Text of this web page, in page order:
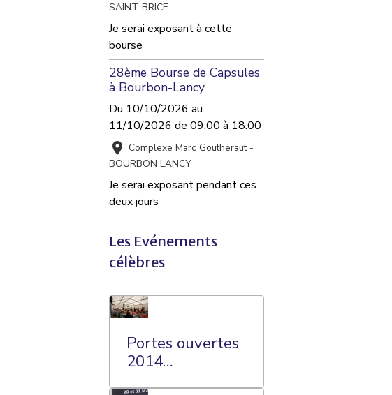
SAINT-BRICE
Je serai exposant à cette
bourse
28ème Bourse de Capsules
à Bourbon-Lancy
Du 10/10/2026 au
11/10/2026 de 09:00 à 18:00
Complexe Marc Goutheraut -
BOURBON LANCY
Je serai exposant pendant ces
deux jours
Les Evénements
célèbres
Portes ouvertes
2014